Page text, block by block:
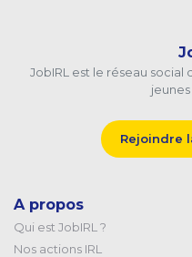
JobIRL est le réseau
jeunes
Rejoindre
A propos
Qui est JobIRL ?
Nos actions IRL